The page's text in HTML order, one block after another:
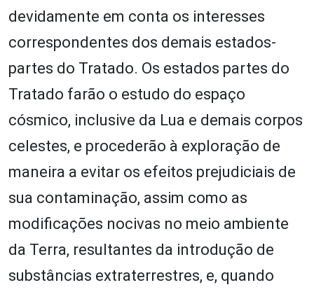
devidamente em conta os interesses
correspondentes dos demais estados-
partes do Tratado. Os estados partes do
Tratado farão o estudo do espaço
cósmico, inclusive da Lua e demais corpos
celestes, e procederão à exploração de
maneira a evitar os efeitos prejudiciais de
sua contaminação, assim como as
modificações nocivas no meio ambiente
da Terra, resultantes da introdução de
substâncias extraterrestres, e, quando